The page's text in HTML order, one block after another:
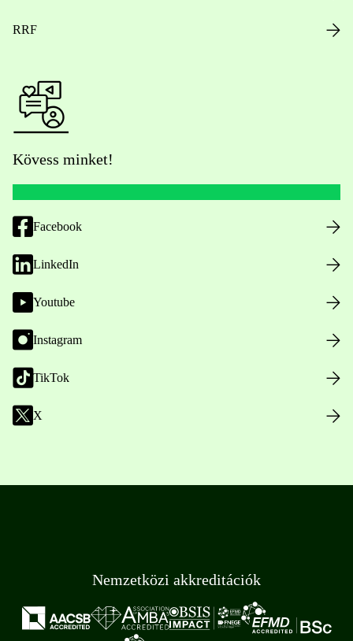
RRF
Kövess minket!
Facebook
LinkedIn
Youtube
Instagram
TikTok
X
Nemzetközi akkreditációk